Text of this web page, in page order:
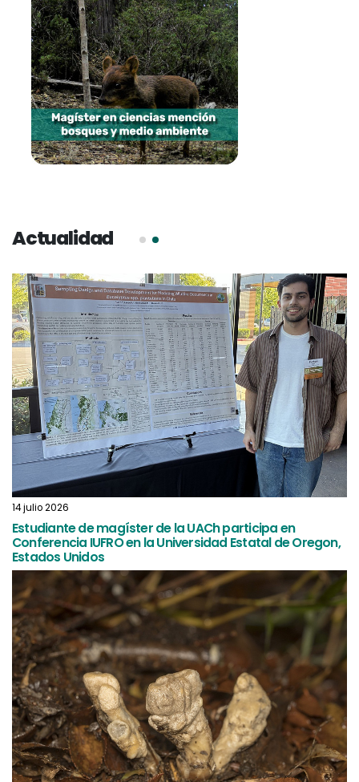
Magíster en Ciencias mención
bosques y medio ambiente
Más información
Actualidad
14 julio 2026
Estudiante de magíster de la UACh participa en
Conferencia IUFRO en la Universidad Estatal de Oregon,
Estados Unidos